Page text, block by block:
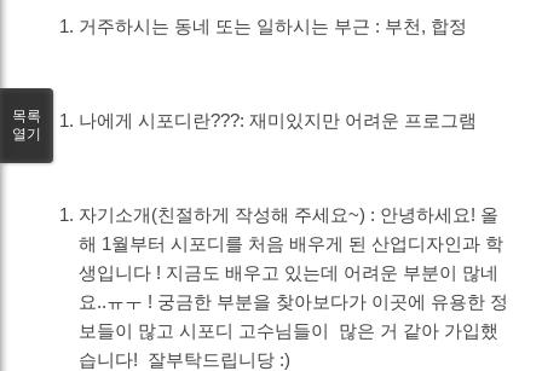
거주하시는 동네 또는 일하시는 부근 : 부천, 합정
나에게 시포디란???: 재미있지만 어려운 프로그램
자기소개(친절하게 작성해 주세요~) : 안녕하세요! 올
해 1월부터 시포디를 처음 배우게 된 산업디자인과 학
생입니다 ! 지금도 배우고 있는데 어려운 부분이 많네
요..ㅠㅜ ! 궁금한 부분을 찾아보다가 이곳에 유용한 정
보들이 많고 시포디 고수님들이 많은 거 같아 가입했
습니다! 잘부탁드립니당 :)
목록
열기